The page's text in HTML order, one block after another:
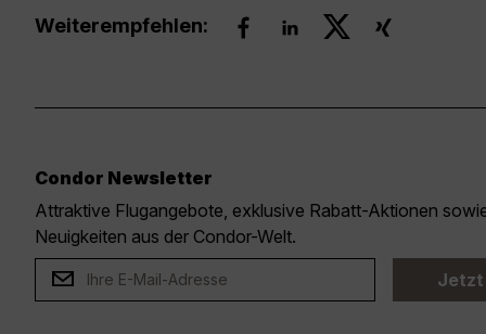
Weiterempfehlen:
Condor Newsletter
Attraktive Flugangebote, exklusive Rabatt-Aktionen
Neuigkeiten aus der Condor-Welt.
Jetzt